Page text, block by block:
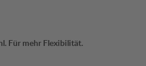
Für mehr Flexibilität.